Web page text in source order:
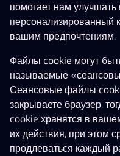
Dragon’s Hall Reel
Blazin’ Bullfrog
помогает нам
персонализированный
вашим предпочтениям.
Файлы cookie могут
называемые
Сеансовые файлы
закрываете браузер,
cookie хранятся в
их действия, при этом
продлеваться каждый